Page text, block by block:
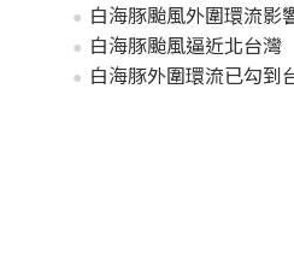
白海豚颱風外圍環流
白海豚颱風逼近北台
白海豚外圍環流已勾